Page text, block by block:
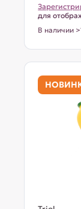
для
В наличии